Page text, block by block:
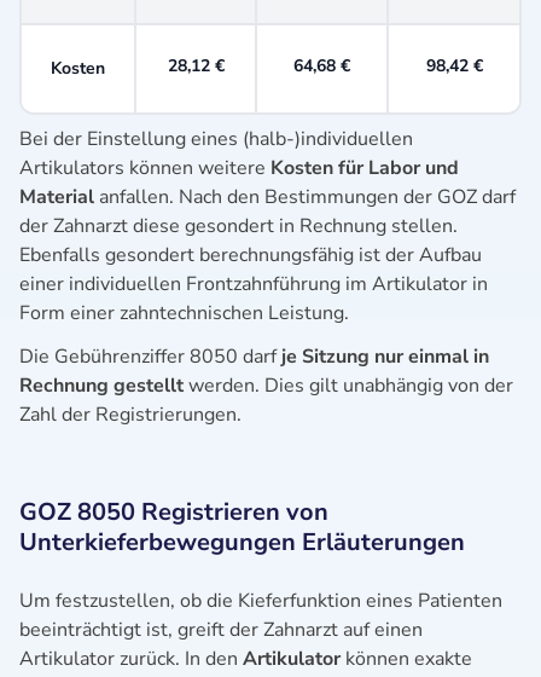
Kosten 28,12 € 64,68 € 98,42 €
Bei der Einstellung eines (halb-)individuellen
Artikulators können weitere Kosten für Labor und
Material anfallen. Nach den Bestimmungen der GOZ darf
der Zahnarzt diese gesondert in Rechnung stellen.
Ebenfalls gesondert berechnungsfähig ist der Aufbau
einer individuellen Frontzahnführung im Artikulator in
Form einer zahntechnischen Leistung.
Die Gebührenziffer 8050 darfje Sitzung nur einmal in
Rechnung gestelltwerden. Dies gilt unabhängig von der
Zahl der Registrierungen.
GOZ 8050 Registrieren von
Unterkieferbewegungen Erläuterungen
Um festzustellen, ob die Kieferfunktion eines Patienten
beeinträchtigt ist, greift der Zahnarzt auf einen
Artikulator zurück. In den Artikulator können exakte